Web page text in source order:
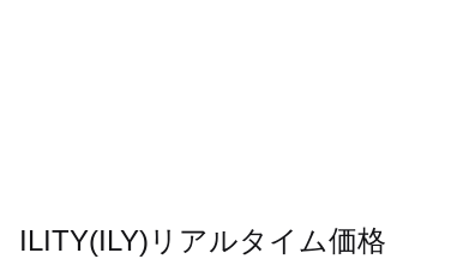
ILITY(ILY)リアルタイム価格